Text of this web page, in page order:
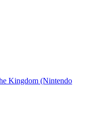
Kingdom (Nintendo